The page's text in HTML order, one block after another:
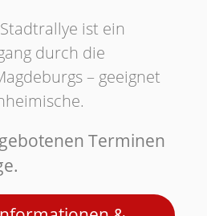
ist ein
durch die
– geeignet
Terminen